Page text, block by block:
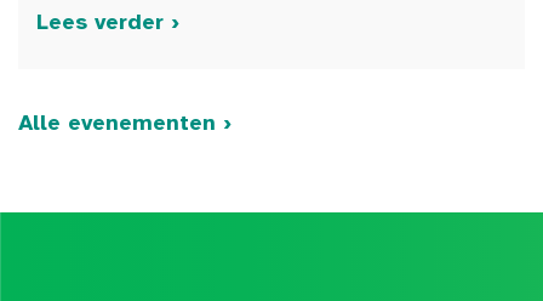
Lees verder ›
Alle evenementen ›